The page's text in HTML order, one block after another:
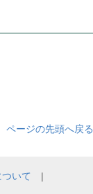
ページの先頭へ戻る
いて |